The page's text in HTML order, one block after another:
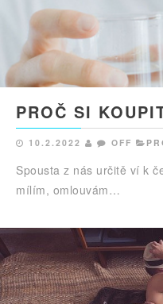
PROČ SI
10.2.2022 OFF
Spousta z nás určitě ví k
mílím, omlouvám…